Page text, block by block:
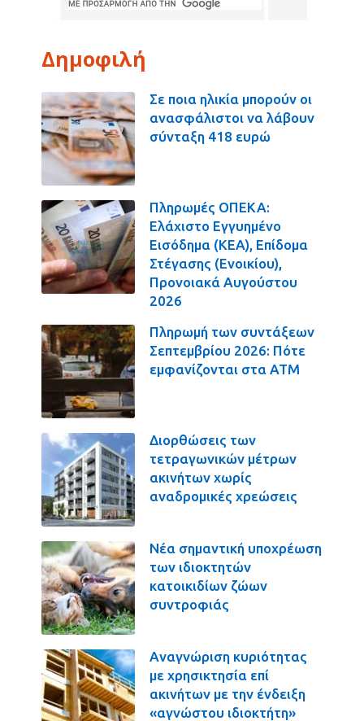
Δημοφιλή
Σε ποια ηλικία μπορούν οι
ανασφάλιστοι να λάβουν
σύνταξη 418 ευρώ
Πληρωμές ΟΠΕΚΑ:
Ελάχιστο Εγγυημένο
Εισόδημα (ΚΕΑ), Επίδομα
Στέγασης (Ενοικίου),
Προνοιακά Αυγούστου
2026
Πληρωμή των συντάξεων
Σεπτεμβρίου 2026: Πότε
εμφανίζονται στα ΑΤΜ
Διορθώσεις των
τετραγωνικών μέτρων
ακινήτων χωρίς
αναδρομικές χρεώσεις
Νέα σημαντική υποχρέωση
των ιδιοκτητών
κατοικιδίων ζώων
συντροφιάς
Αναγνώριση κυριότητας
με χρησικτησία επί
ακινήτων με την ένδειξη
«αγνώστου ιδιοκτήτη»